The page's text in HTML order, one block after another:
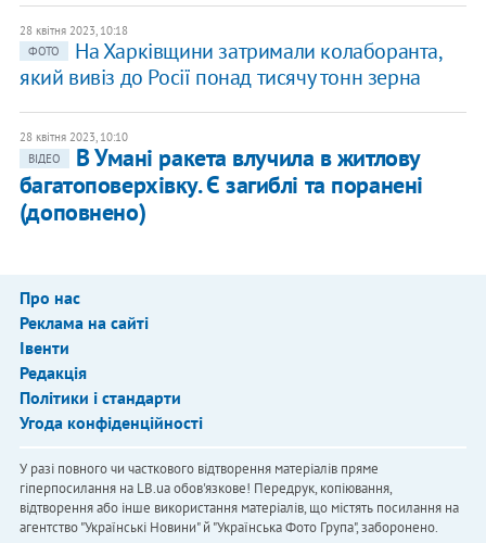
28 квітня 2023, 10:18
ФОТО
На Харківщини затримали колаборанта,
який вивіз до Росії понад тисячу тонн зерна
28 квітня 2023, 10:10
ВІДЕО
В Умані ракета влучила в житлову
багатоповерхівку. Є загиблі та поранені
(доповнено)
Про нас
Реклама на сайті
Івенти
Редакція
Політики і стандарти
Угода конфіденційності
У разі повного чи часткового відтворення матеріалів пряме
гіперпосилання на LB.ua обов'язкове! Передрук, копіювання,
відтворення або інше використання матеріалів, що містять посилання на
агентство "Українськi Новини" й "Українська Фото Група", заборонено.